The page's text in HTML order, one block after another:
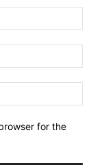
for the